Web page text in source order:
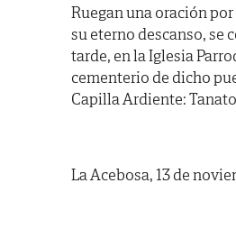
Ruegan una oración
su eterno descanso, se
tarde, en la Iglesia
cementerio de dicho
Capilla Ardiente:
La Acebosa, 13 de